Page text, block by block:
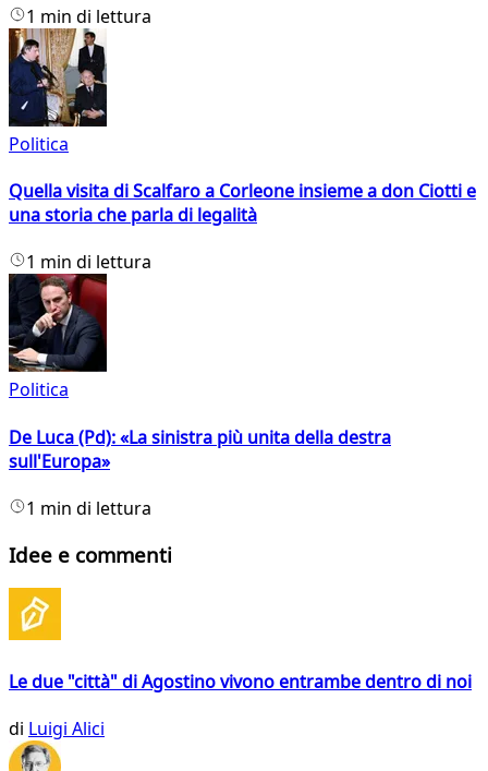
1 min di lettura
Politica
Quella visita di Scalfaro a Corleone insieme a don Ciotti e
una storia che parla di legalità
1 min di lettura
Politica
De Luca (Pd): «La sinistra più unita della destra
sull'Europa»
1 min di lettura
Idee e commenti
Le due "città" di Agostino vivono entrambe dentro di noi
di Luigi Alici